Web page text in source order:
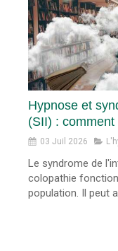
Hypnose et
(SII) :
03 Juil 2026
Le syndrome de
colopathie
population. Il peut